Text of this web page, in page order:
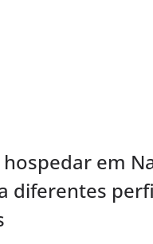
em
diferentes